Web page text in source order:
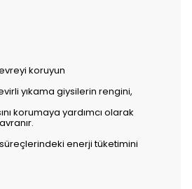
koruyun
yıkama giysilerin rengini,
korumaya yardımcı olarak
enerji tüketimini